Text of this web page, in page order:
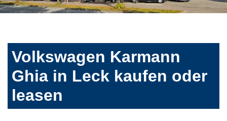
Volkswagen Karmann
Ghia in Leck kaufen oder
leasen